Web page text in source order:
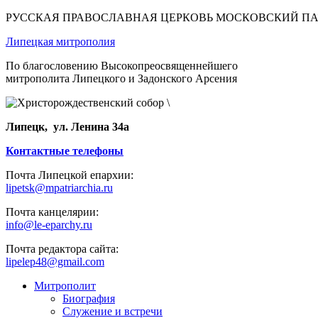
РУССКАЯ ПРАВОСЛАВНАЯ ЦЕРКОВЬ МОСКОВСКИЙ
Липецкая митрополия
По благословению Высокопреосвященнейшего
митрополита Липецкого и Задонского Арсения
Липецк, ул. Ленина 34а
Контактные телефоны
Почта Липецкой епархии:
lipetsk@mpatriarchia.ru
Почта канцелярии:
info@le-eparchy.ru
Почта редактора сайта:
lipelep48@gmail.com
Митрополит
Биография
Служение и встречи